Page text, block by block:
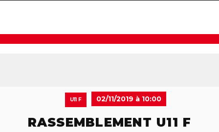
U11 F 02/11/2019 à 10:00
RASSEMBLEMENT U11 F